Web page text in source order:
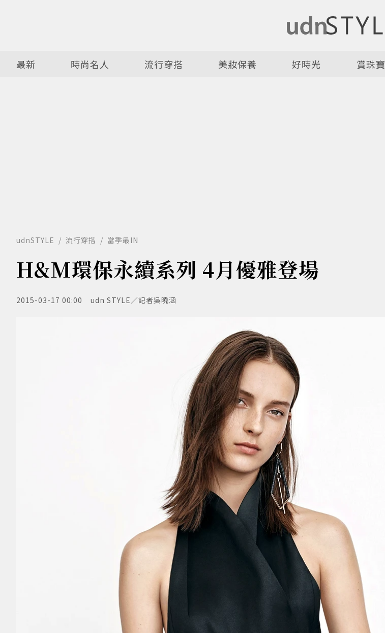
最新 時尚名人 流行穿搭 美妝保養 好時光 賞珠寶
udnSTYLE 流行穿搭 當季最IN
H&M環保永續系列 4月優雅登場
2015-03-17 00:00 udn STYLE／記者吳曉涵